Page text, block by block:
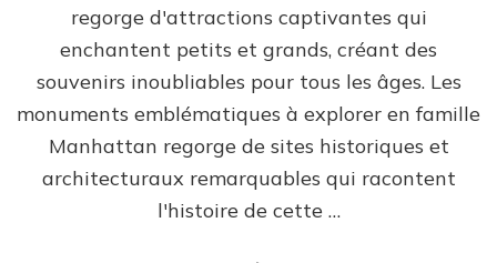
regorge d'attractions captivantes qui
enchantent petits et grands, créant des
souvenirs inoubliables pour tous les âges. Les
monuments emblématiques à explorer en famille
Manhattan regorge de sites historiques et
architecturaux remarquables qui racontent
l'histoire de cette …